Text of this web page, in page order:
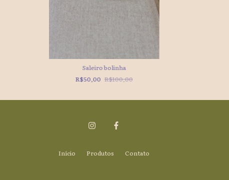
Saleiro bolinha
R$50,00 R$100,00
Início Produtos Contato